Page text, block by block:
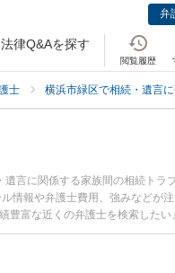
弁
法律Q&Aを探す
閲覧履歴
士 横浜市緑区で相続・遺言
言に関係する家族間の相続トラ
情報や弁護士費用、強みなどが注
豊富な近くの弁護士を検索した